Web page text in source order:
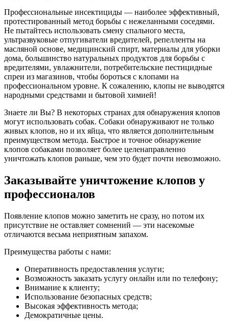
Профессиональные инсектициды — наиболее эффективный,
протестированный метод борьбы с нежеланными соседями.
Не пытайтесь использовать смену спального места,
ультразвуковые отпугиватели вредителей, репелленты на
масляной основе, медицинский спирт, материалы для уборки
дома, большинство натуральных продуктов для борьбы с
вредителями, увлажнители, потребительские пестицидные
спреи из магазинов, чтобы бороться с клопами на
профессиональном уровне. К сожалению, клопы не выводятся
народными средствами и бытовой химией!
Знаете ли Вы? В некоторых странах для обнаружения клопов
могут использовать собак. Собаки обнаруживают не только
живых клопов, но и их яйца, что является дополнительным
преимуществом метода. Быстрое и точное обнаружение
клопов собаками позволяет более целенаправленно
уничтожать клопов раньше, чем это будет почти невозможно.
Заказывайте уничтожение клопов у
профессионалов
Появление клопов можно заметить не сразу, но потом их
присутствие не оставляет сомнений — эти насекомые
отличаются весьма неприятным запахом.
Преимущества работы с нами:
Оперативность предоставления услуги;
Возможность заказать услугу онлайн или по телефону;
Внимание к клиенту;
Использование безопасных средств;
Высокая эффективность метода;
Демократичные цены.